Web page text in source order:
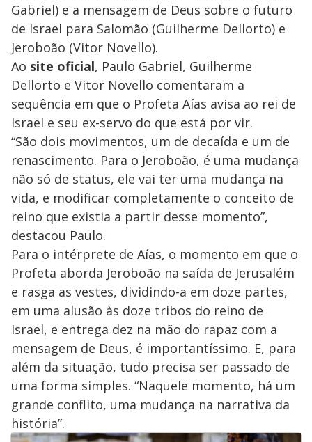
Gabriel) e a mensagem de Deus sobre o futuro
de Israel para Salomão (Guilherme Dellorto) e
Jeroboão (Vitor Novello).
Ao site oficial, Paulo Gabriel, Guilherme
Dellorto e Vitor Novello comentaram a
sequência em que o Profeta Aías avisa ao rei de
Israel e seu ex-servo do que está por vir.
“São dois movimentos, um de decaída e um de
renascimento. Para o Jeroboão, é uma mudança
não só de status, ele vai ter uma mudança na
vida, e modificar completamente o conceito de
reino que existia a partir desse momento”,
destacou Paulo.
Para o intérprete de Aías, o momento em que o
Profeta aborda Jeroboão na saída de Jerusalém
e rasga as vestes, dividindo-a em doze partes,
em uma alusão às doze tribos do reino de
Israel, e entrega dez na mão do rapaz com a
mensagem de Deus, é importantíssimo. E, para
além da situação, tudo precisa ser passado de
uma forma simples. “Naquele momento, há um
grande conflito, uma mudança na narrativa da
história”.